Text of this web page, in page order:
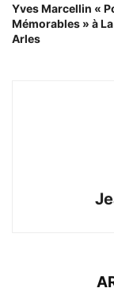
Yves Marcellin «
Mémorables » à
Arles